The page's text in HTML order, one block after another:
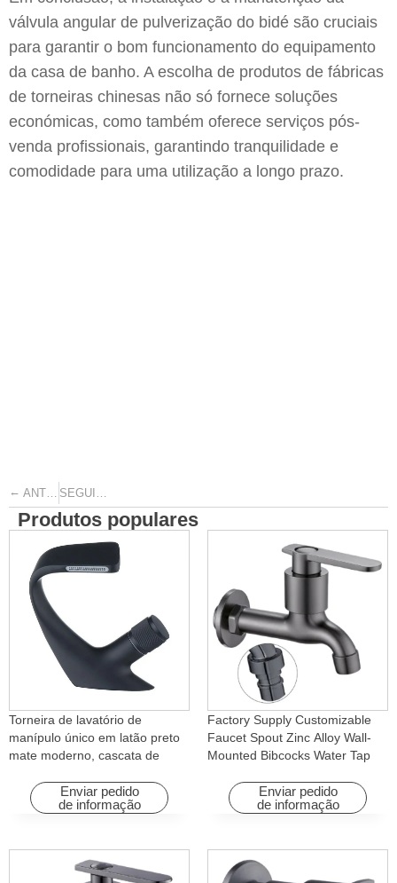
válvula angular de pulverização do bidé são cruciais
para garantir o bom funcionamento do equipamento
da casa de banho. A escolha de produtos de fábricas
de torneiras chinesas não só fornece soluções
económicas, como também oferece serviços pós-
venda profissionais, garantindo tranquilidade e
comodidade para uma utilização a longo prazo.
← ANTERIOR SEGUINTE
Produtos populares
Torneira de lavatório de
manípulo único em latão preto
mate moderno, cascata de
rotativa para hotéis e
apartamentos
Enviar pedido
de informação
Factory Supply Customizable
Faucet Spout Zinc Alloy Wall-
Mounted Bibcocks Water Tap
Enviar pedido
de informação